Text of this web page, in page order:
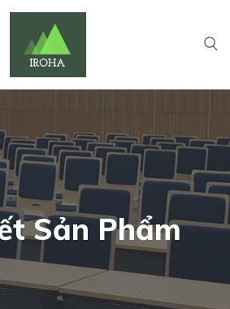
Sản Phẩm